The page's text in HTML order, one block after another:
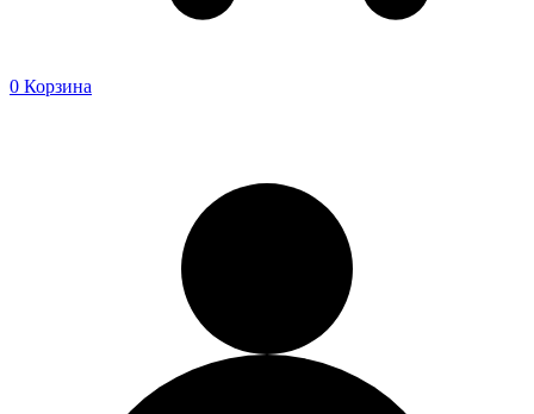
0 Корзина